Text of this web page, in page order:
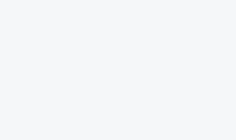
a házakat sárga csillaggal jelölték meg. Köztük volt az az
a Magyar Érdemrend Középkeresztje kitüntetésben részesült
István Bazilikában. Az istentiszteletet ószláv nyelven, Kocsis